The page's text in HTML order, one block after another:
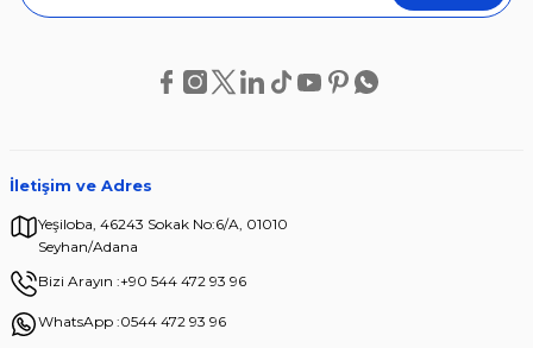
İletişim ve Adres
Yeşiloba, 46243 Sokak No:6/A, 01010
Seyhan/Adana
Bizi Arayın :+90 544 472 93 96
WhatsApp :0544 472 93 96